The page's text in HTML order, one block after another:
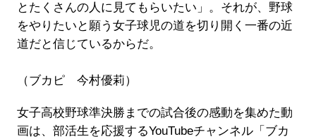
とたくさんの人に見てもらいたい」。それが、野球
をやりたいと願う女子球児の道を切り開く一番の近
道だと信じているからだ。
（ブカピ 今村優莉）
女子高校野球準決勝までの試合後の感動を集めた動
画は、部活生を応援するYouTubeチャンネル「ブカ